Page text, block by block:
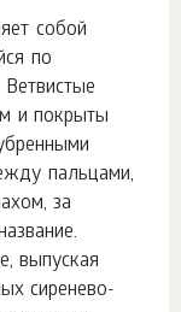
собой
по
и покрыты
пальцами,
за
выпуская
сиренево-